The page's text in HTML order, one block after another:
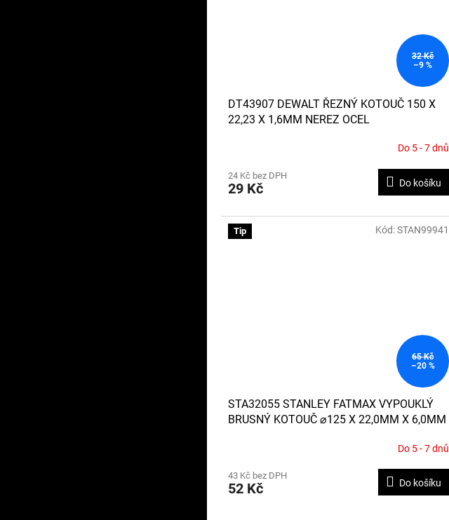
32 Kč
–9 %
DT43907 DEWALT ŘEZNÝ KOTOUČ 150 X
22,23 X 1,6MM NEREZ OCEL
Do 5 - 7 dnů
24 Kč bez DPH
29 Kč Do košíku
Tip
65 Kč
–20 %
STA32055 STANLEY FATMAX VYPOUKLÝ
BRUSNÝ KOTOUČ ⌀125 X 22,0MM X 6,0MM
Do 5 - 7 dnů
43 Kč bez DPH
52 Kč Do košíku
Kód:STAN99941